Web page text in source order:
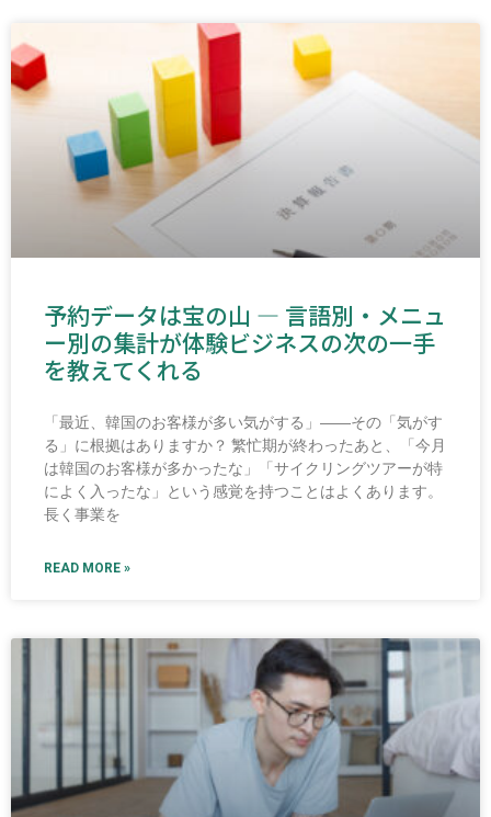
予約データは宝の山 ― 言語別・メニュ
ー別の集計が体験ビジネスの次の一手
を教えてくれる
「最近、韓国のお客様が多い気がする」――その「気がす
る」に根拠はありますか？ 繁忙期が終わったあと、「今月
は韓国のお客様が多かったな」「サイクリングツアーが特
によく入ったな」という感覚を持つことはよくあります。
長く事業を
READ MORE »